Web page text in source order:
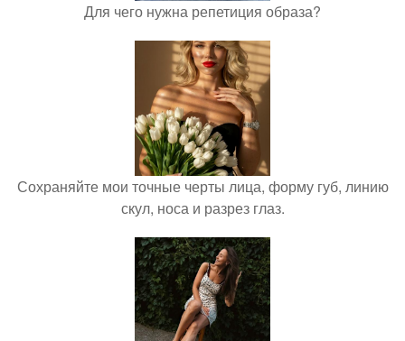
Для чего нужна репетиция образа?
Сохраняйте мои точные черты лица, форму губ, линию
скул, носа и разрез глаз.